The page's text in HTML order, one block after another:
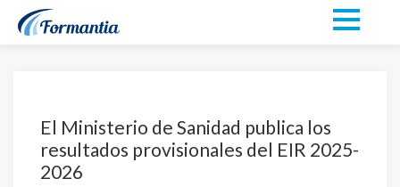
El Ministerio de Sanidad publica los
resultados provisionales del EIR 2025-
2026